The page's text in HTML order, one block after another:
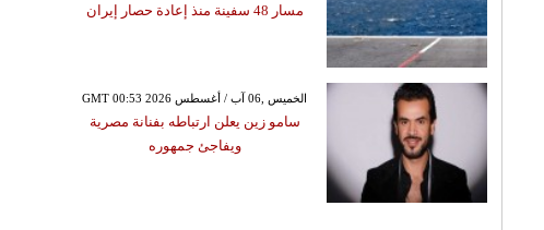
مسار 48 سفينة منذ إعادة حصار إيران
GMT 00:53 2026 الخميس ,06 آب / أغسطس
سامو زين يعلن ارتباطه بفنانة مصرية
ويفاجئ جمهوره